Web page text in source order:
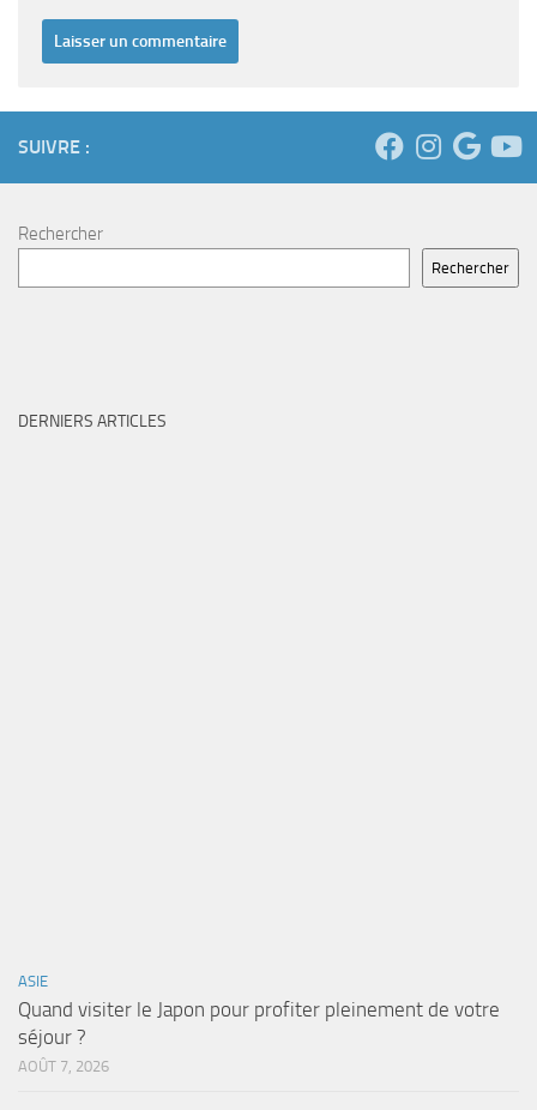
SUIVRE :
Rechercher
Rechercher
DERNIERS ARTICLES
ASIE
Quand visiter le Japon pour profiter pleinement de votre
séjour ?
AOÛT 7, 2026